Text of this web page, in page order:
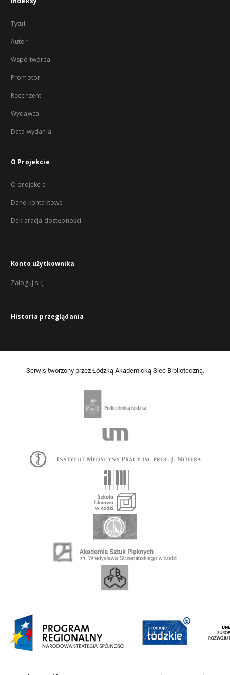
Tytuł
Autor
Współtwórca
Promotor
Recenzent
Wydawca
Data wydania
O Projekcie
O projekcie
Dane kontaktowe
Deklaracja dostępności
Konto użytkownika
Zaloguj się
Historia przeglądania
Serwis tworzony przez Łódzką Akademicką Sieć Biblioteczną.